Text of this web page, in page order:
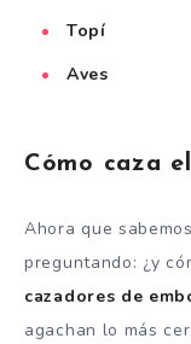
Topí
Aves
Cómo caza
Ahora que
preguntando: ¿y
cazadores de
agachan lo más